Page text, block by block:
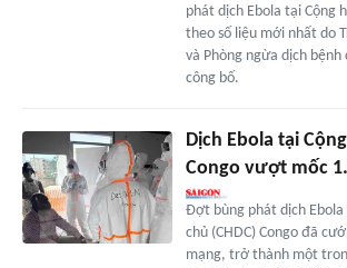
phát dịch Ebola tại Cộng
theo số liệu mới nhất do
và Phòng ngừa dịch bệnh
công bố.
Dịch Ebola tại
Congo vượt mốc
Đợt bùng phát dịch Ebola
chủ (CHDC) Congo đã
mạng, trở thành một